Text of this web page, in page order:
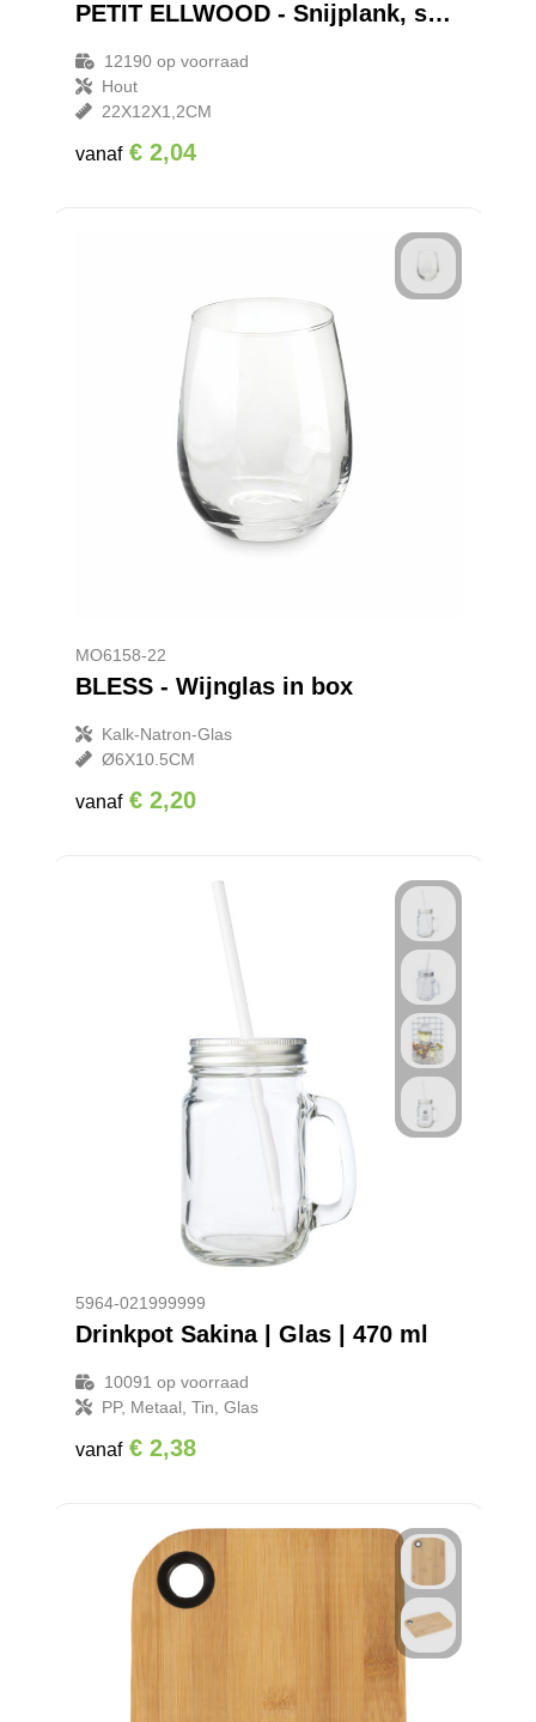
PETIT ELLWOOD - Snijplank, small
12190op voorraad
Hout
22X12X1,2CM
vanaf € 2,04
MO6158-22
BLESS - Wijnglas in box
Kalk-Natron-Glas
Ø6X10.5CM
vanaf € 2,20
5964-021999999
Drinkpot Sakina | Glas | 470 ml
10091 op voorraad
PP, Metaal, Tin, Glas
vanaf € 2,38